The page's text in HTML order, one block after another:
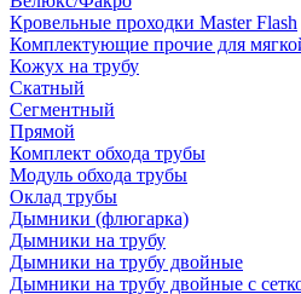
Кровельные проходки Master Flash
Комплектующие прочие для
Кожух на трубу
Скатный
Сегментный
Прямой
Комплект обхода трубы
Модуль обхода трубы
Оклад трубы
Дымники (флюгарка)
Дымники на трубу
Дымники на трубу двoйные
Дымники на трубу двoйные с